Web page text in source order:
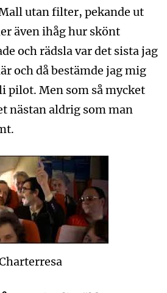
utan filter, pekande ut
även ihåg hur skönt
och rädsla var det sista jag
och då bestämde jag mig
pilot. Men som så mycket
nästan aldrig som man